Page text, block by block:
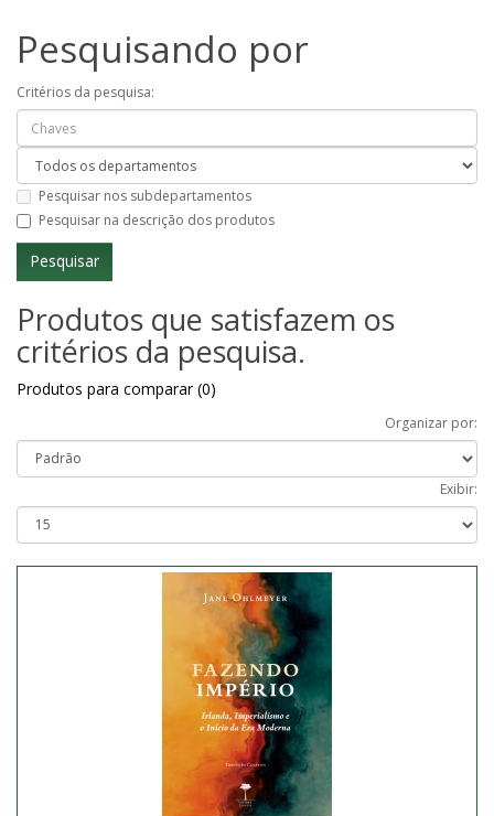
Pesquisando por
Critérios da pesquisa:
Pesquisar nos subdepartamentos
Pesquisar na descrição dos produtos
Produtos que satisfazem os
critérios da pesquisa.
Produtos para comparar (0)
Organizar por:
Exibir: